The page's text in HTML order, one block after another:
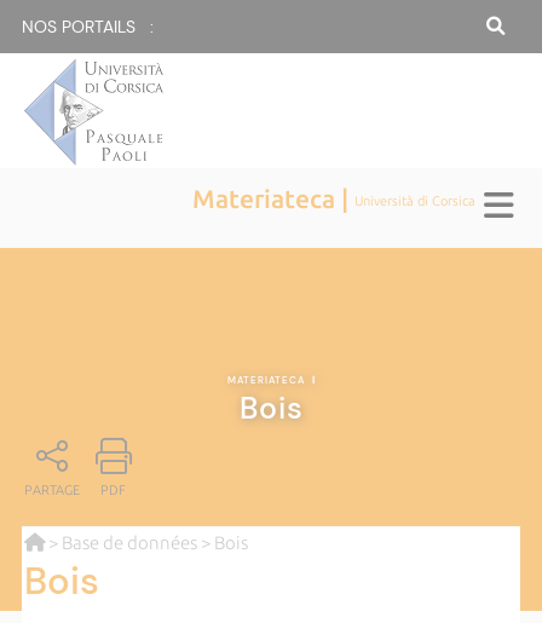
NOS PORTAILS :
Materiateca | Università di Corsica
MATERIATECA |
Bois
PARTAGE PDF
> Base de données> Bois
Bois